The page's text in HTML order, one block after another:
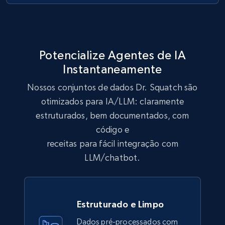
Lazada - Products
URL, Title, Rating, Reviews, Initial price, Final
price, Currency, Stock, and more.
Ikea - Products
Potencialize Agentes de IA
Instantaneamente
Nossos conjuntos de dados Dr. Squatch são
otimizados para IA/LLM: claramente
estruturados, bem documentados, com
código e
receitas para fácil integração com
LLM/chatbot.
Estruturado e Limpo
Dados pré-processados com